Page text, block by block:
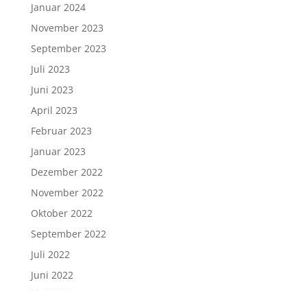
Januar 2024
November 2023
September 2023
Juli 2023
Juni 2023
April 2023
Februar 2023
Januar 2023
Dezember 2022
November 2022
Oktober 2022
September 2022
Juli 2022
Juni 2022